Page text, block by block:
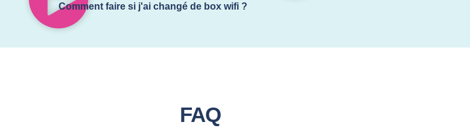
Comment faire si j'ai changé de box wifi ?
FAQ